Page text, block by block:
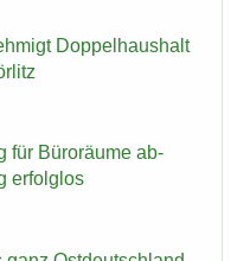
Dop­pel­haus­halt
für Bü­ro­räu­me ab­
er­folg­los